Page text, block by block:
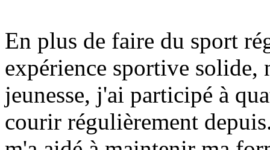
En plus de faire du sport
expérience sportive solide,
jeunesse, j'ai participé à
courir régulièrement